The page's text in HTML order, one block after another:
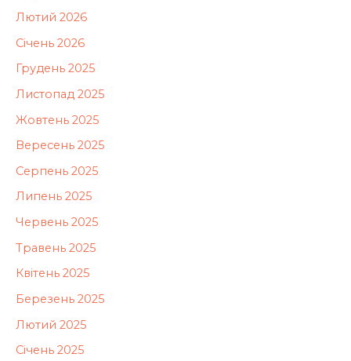
Лютий 2026
Січень 2026
Грудень 2025
Листопад 2025
Жовтень 2025
Вересень 2025
Серпень 2025
Липень 2025
Червень 2025
Травень 2025
Квітень 2025
Березень 2025
Лютий 2025
Січень 2025